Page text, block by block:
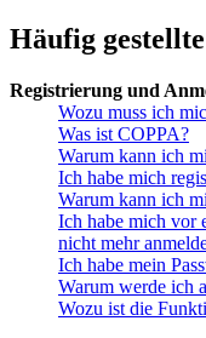
Häufig
Registrierung und
Wozu muss ich
Was ist COPPA?
Warum kann ich
Ich habe mich
Warum kann ich
Ich habe mich vor
nicht mehr
Ich habe mein
Warum werde ich
Wozu ist die